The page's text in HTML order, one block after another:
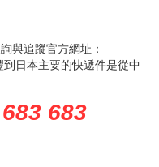
與追蹤官方網址：
到日本主要的快遞件是從中
683